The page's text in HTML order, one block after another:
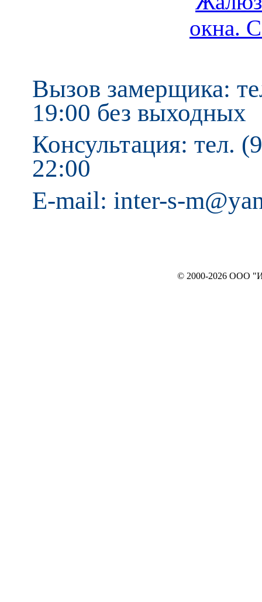
Вызов замерщика:
19:00 без выходных
Консультация: тел.
22:00
E-mail: inter-s-
© 2000-2026 ООО "ИНТЕРЬЕР`c"